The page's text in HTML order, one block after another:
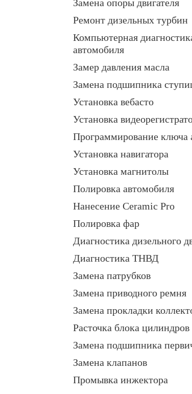
Замена опоры двигателя
Ремонт дизельных турбин
Компьютерная
автомобиля
Замер давления масла
Замена подшипника
Установка вебасто
Установка
Программирование ключа
Установка навигатора
Установка магнитолы
Полировка автомобиля
Нанесение Ceramic Pro
Полировка фар
Диагностика дизельного
Диагностика ТНВД
Замена патрубков
Замена приводного ремня
Замена прокладки
Расточка блока цилиндров
Замена подшипника
Замена клапанов
Промывка инжектора